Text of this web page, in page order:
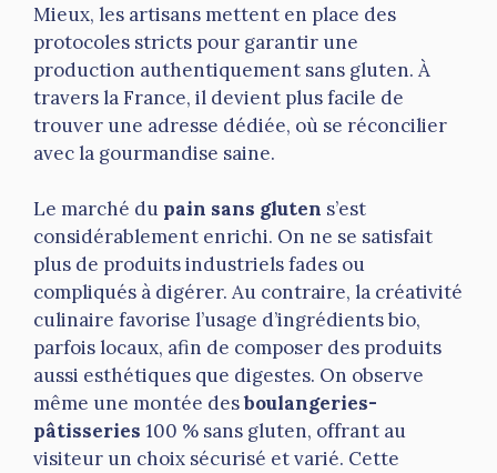
Mieux, les artisans mettent en place des
protocoles stricts pour garantir une
production authentiquement sans gluten. À
travers la France, il devient plus facile de
trouver une adresse dédiée, où se réconcilier
avec la gourmandise saine.
Le marché du pain sans gluten s’est
considérablement enrichi. On ne se satisfait
plus de produits industriels fades ou
compliqués à digérer. Au contraire, la créativité
culinaire favorise l’usage d’ingrédients bio,
parfois locaux, afin de composer des produits
aussi esthétiques que digestes. On observe
même une montée desboulangeries-
pâtisseries 100 % sans gluten, offrant au
visiteur un choix sécurisé et varié. Cette